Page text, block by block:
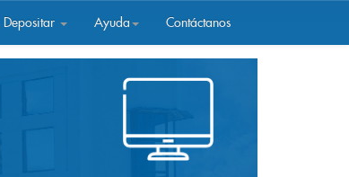
Depositar Ayuda Contáctanos